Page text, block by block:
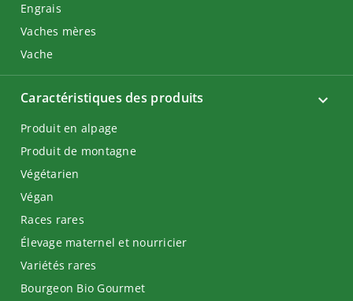
Engrais
Vaches mères
Vache
Caractéristiques des produits
Produit en alpage
Produit de montagne
Végétarien
Végan
Races rares
Élevage maternel et nourricier
Variétés rares
Bourgeon Bio Gourmet